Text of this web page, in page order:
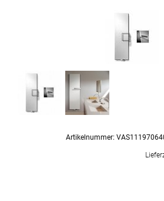
Artikelnummer: